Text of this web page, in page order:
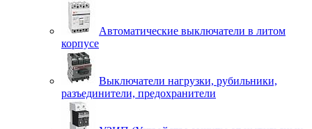
Автоматические выключатели в литом
корпусе
Выключатели нагрузки, рубильники,
разъединители, предохранители